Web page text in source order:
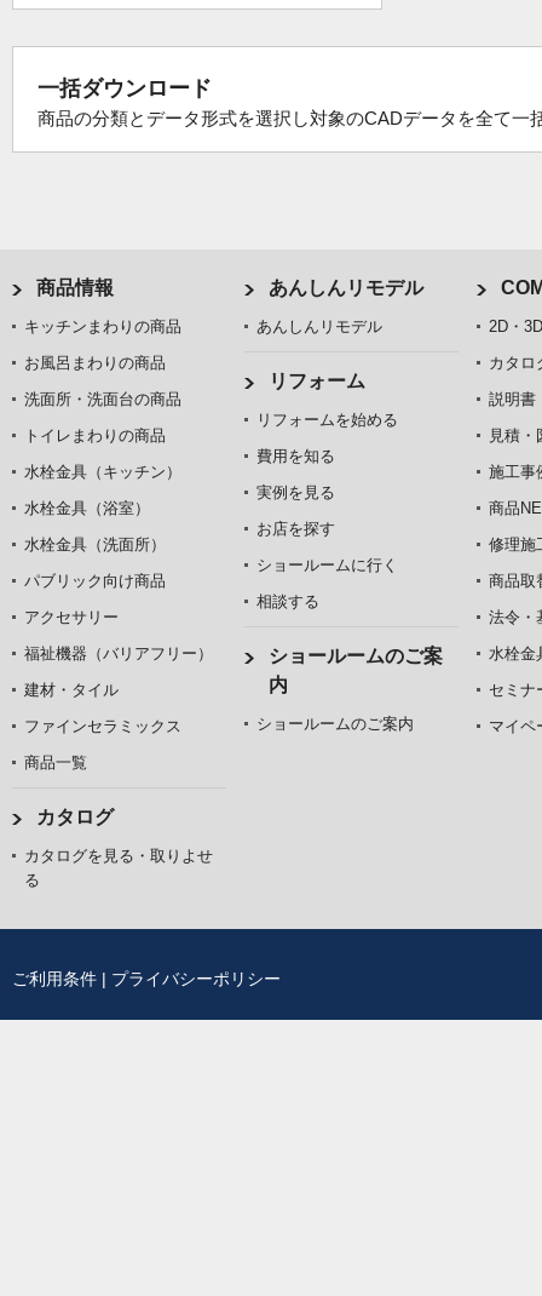
一括ダウンロード
商品の分類とデータ形式を選択し対象のCADデータを全て一
商品情報
キッチンまわりの商品
お風呂まわりの商品
洗面所・洗面台の商品
トイレまわりの商品
水栓金具（キッチン）
水栓金具（浴室）
水栓金具（洗面所）
パブリック向け商品
アクセサリー
福祉機器（バリアフリー）
建材・タイル
ファインセラミックス
商品一覧
カタログ
カタログを見る・取りよせ
る
あんしんリモデル
あんしんリモデル
リフォーム
リフォームを始める
費用を知る
実例を見る
お店を探す
ショールームに行く
相談する
ショールームのご案
内
ショールームのご案内
2D・
カタロ
説明書
見積・
施工事
商品
修理施
商品取
法令・
水栓金
セミナ
マイペ
ご利用条件 | プライバシーポリシー